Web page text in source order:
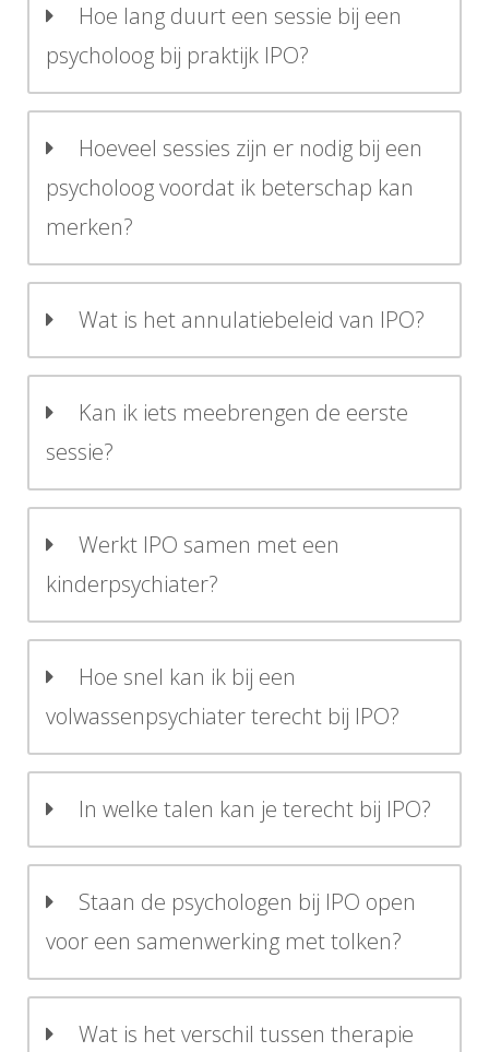
Hoe lang duurt een sessie bij een
psycholoog bij praktijk IPO?
Hoeveel sessies zijn er nodig bij een
psycholoog voordat ik beterschap kan
merken?
Wat is het annulatiebeleid van IPO?
Kan ik iets meebrengen de eerste
sessie?
Werkt IPO samen met een
kinderpsychiater?
Hoe snel kan ik bij een
volwassenpsychiater terecht bij IPO?
In welke talen kan je terecht bij IPO?
Staan de psychologen bij IPO open
voor een samenwerking met tolken?
Wat is het verschil tussen therapie